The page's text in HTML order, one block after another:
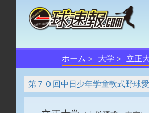
ホーム 大学 立正
第７０回中日少年学童軟式野球